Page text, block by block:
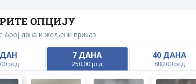
ОПЦИЈУ
број дана и жељени приказ
рсд
7 ДАНА
250.00 рсд
40 ДАНА
800.00 рсд